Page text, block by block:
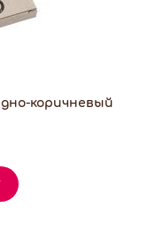
коричневый